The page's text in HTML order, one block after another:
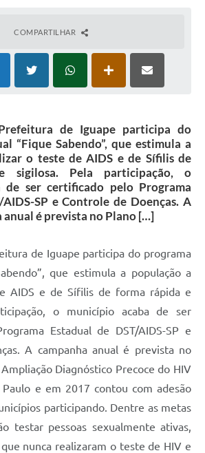
COMPARTILHAR
de Iguape participa do
“Fique Sabendo”, que estimula a
o teste de AIDS e de Sífilis de
sigilosa. Pela participação, o
de ser certificado pelo Programa
SP e Controle de Doenças. A
anual é prevista no Plano […]
de Iguape participa do programa
que estimula a população a
AIDS e de Sífilis de forma rápida e
o município acaba de ser
Estadual de DST/AIDS-SP e
A campanha anual é prevista no
Diagnóstico Precoce do HIV
Paulo e em 2017 contou com adesão
participando. Dentre as metas
testar pessoas sexualmente ativas,
nunca realizaram o teste de HIV e